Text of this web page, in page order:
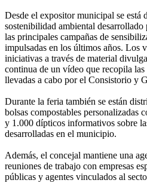
Desde el expositor municipal se está
sostenibilidad ambiental
las principales campañas de
impulsadas en los últimos años. Los
iniciativas a través de material
continua de un vídeo que recopila las
llevadas a cabo por el Consistorio y
Durante la feria también se están
bolsas compostables personalizadas
y 1.000 dípticos informativos sobre
desarrolladas en el municipio.
Además, el concejal mantiene una
reuniones de trabajo con empresas
públicas y agentes vinculados al